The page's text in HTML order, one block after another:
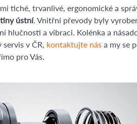
tiché, trvanlivé, ergonomické a
ústní. Vnitřní převody byly
hlučnosti a vibraci. Kolénka a
v ČR, kontaktujte nása my se
pro Vás.